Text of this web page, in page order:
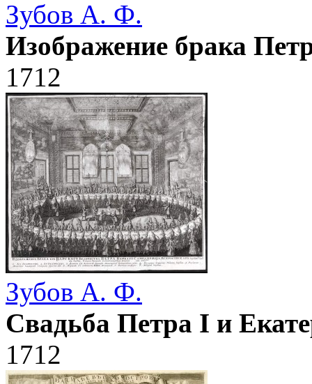
Зубов А. Ф.
Изображение брака
1712
Зубов А. Ф.
Свадьба Петра I и
1712